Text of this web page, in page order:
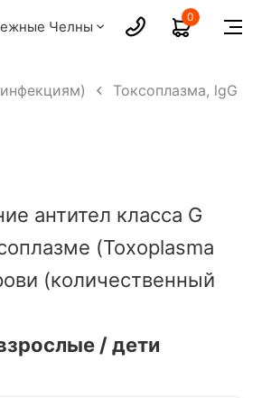
Челны
0
Токсоплазма, lgG
антител класса G
(Toxoplasma
(количественный
/ дети